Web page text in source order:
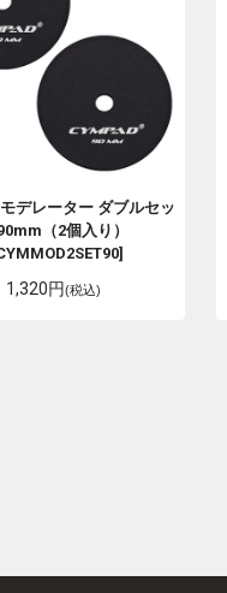
モデレーター ダブルセッ
（2個入り）
1,320円(税込)